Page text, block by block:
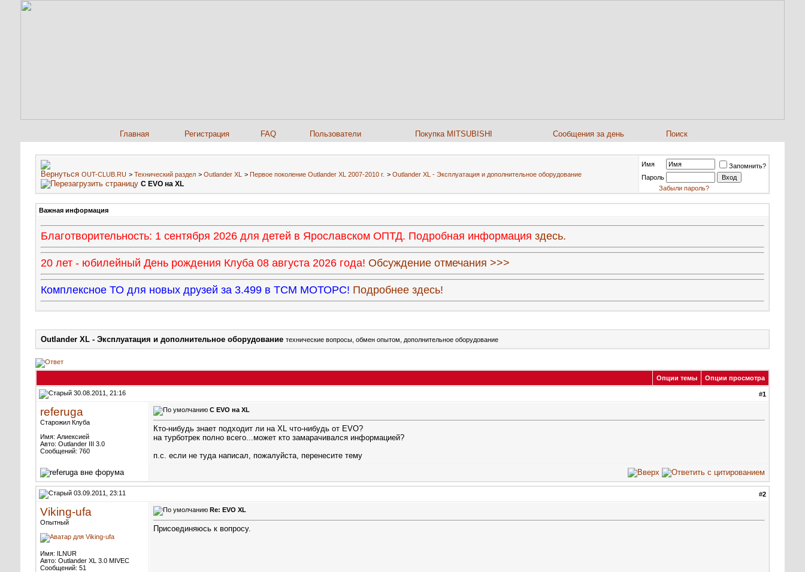
Главная Регистрация FAQ Пользователи Покупка MITSUBISHI Сообщения за день Поиск
OUT-CLUB.RU > Технический раздел > Outlander XL > Первое поколение Outlander XL 2007-2010 г. > Outlander XL - Эксплуатация и дополнительное оборудование
С EVO на XL
Имя
Запомнить?
Пароль
Забыли пароль?
Важная информация
Благотворительность: 1 сентября 2026 для детей в Ярославском ОПТД. Подробная информация здесь.
20 лет - юбилейный День рождения Клуба 08 августа 2026 года! Обсуждение отмечания >>>
Комплексное ТО для новых друзей за 3.499 в ТСМ МОТОРС! Подробнее здесь!
Outlander XL - Эксплуатация и дополнительное оборудование технические вопросы, обмен опытом, дополнительное оборудование
Опции темы Опции просмотра
30.08.2011, 21:16 #1
referuga
Старожил Клуба
Имя: Алиексией
Авто: Outlander III 3.0
Сообщений: 760
С EVO на XL
Кто-нибудь знает подходит ли на XL что-нибудь от EVO?
на турботрек полно всего...может кто замарачивался информацией?
п.с. если не туда написал, пожалуйста, перенесите тему
03.09.2011, 23:11 #2
Viking-ufa
Опытный
Имя: ILNUR
Авто: Outlander XL 3.0 MIVEC
Сообщений: 51
Re: EVO XL
Присоединяюсь к вопросу.